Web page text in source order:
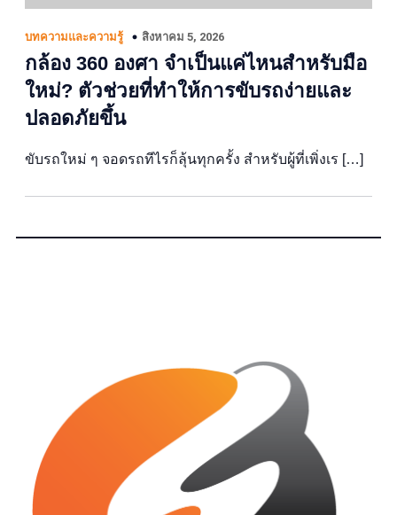
บทความและความรู้ สิงหาคม 5, 2026
กล้อง 360 องศา จำเป็นแค่ไหนสำหรับมือ
ใหม่? ตัวช่วยที่ทำให้การขับรถง่ายและ
ปลอดภัยขึ้น
ขับรถใหม่ ๆ จอดรถทีไรก็ลุ้นทุกครั้ง สำหรับผู้ที่เพิ่งเร […]